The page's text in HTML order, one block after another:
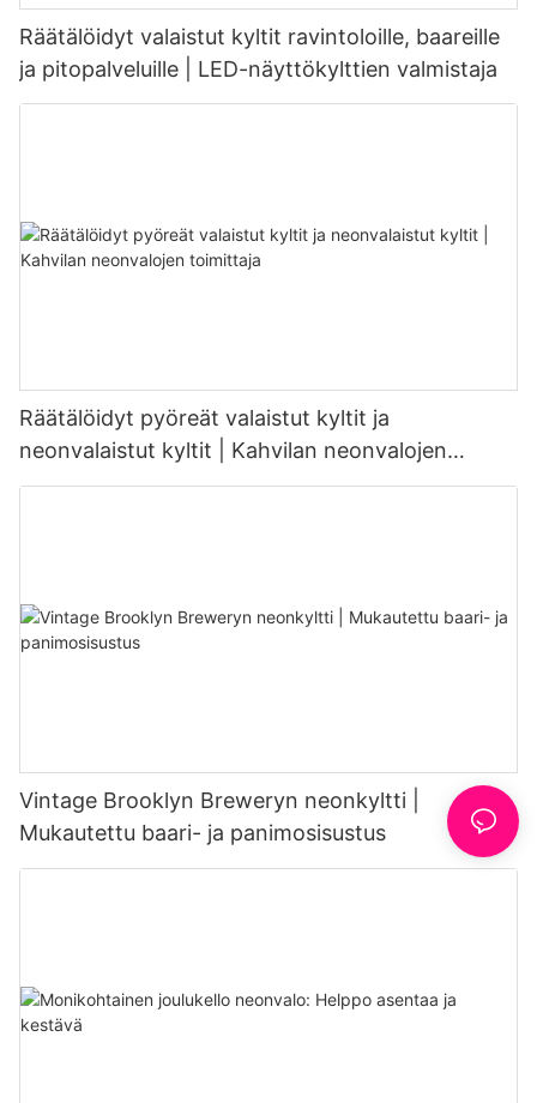
Räätälöidyt valaistut kyltit ravintoloille, baareille
ja pitopalveluille | LED-näyttökylttien valmistaja
Räätälöidyt pyöreät valaistut kyltit ja
neonvalaistut kyltit | Kahvilan neonvalojen
toimittaja
Vintage Brooklyn Breweryn neonkyltti |
Mukautettu baari- ja panimosisustus